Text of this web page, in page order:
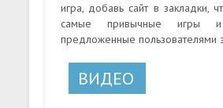
игра, добавь сайт в закладки,
самые привычные игры и
предложенные пользователями
ВИДЕО